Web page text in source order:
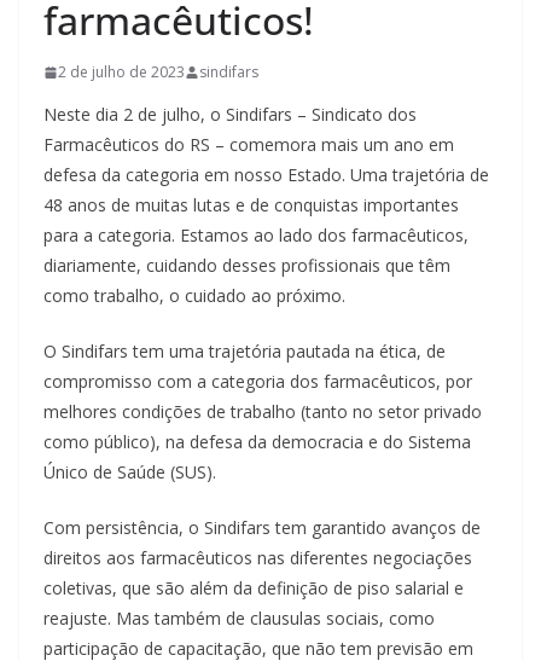
farmacêuticos!
2 de julho de 2023 sindifars
Neste dia 2 de julho, o Sindifars – Sindicato dos
Farmacêuticos do RS – comemora mais um ano em
defesa da categoria em nosso Estado. Uma trajetória de
48 anos de muitas lutas e de conquistas importantes
para a categoria. Estamos ao lado dos farmacêuticos,
diariamente, cuidando desses profissionais que têm
como trabalho, o cuidado ao próximo.
O Sindifars tem uma trajetória pautada na ética, de
compromisso com a categoria dos farmacêuticos, por
melhores condições de trabalho (tanto no setor privado
como público), na defesa da democracia e do Sistema
Único de Saúde (SUS).
Com persistência, o Sindifars tem garantido avanços de
direitos aos farmacêuticos nas diferentes negociações
coletivas, que são além da definição de piso salarial e
reajuste. Mas também de clausulas sociais, como
participação de capacitação, que não tem previsão em